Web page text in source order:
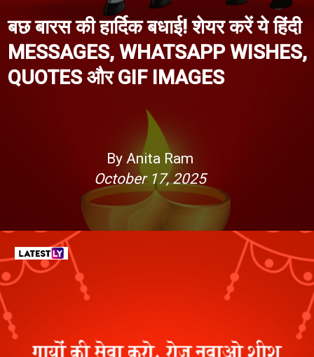
बछ बारस की हार्दिक बधाई! शेयर करें ये हिंदी
MESSAGES, WHATSAPP WISHES,
QUOTES और GIF IMAGES
By Anita Ram
October 17, 2025